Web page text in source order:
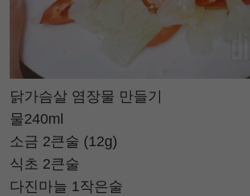
닭가슴살 염장물 만들기
물240ml
소금 2큰술 (12g)
식초 2큰술
다진마늘 1작은술